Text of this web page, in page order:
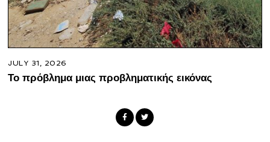
JULY 31, 2026
Το πρόβλημα μιας προβληματικής εικόνας